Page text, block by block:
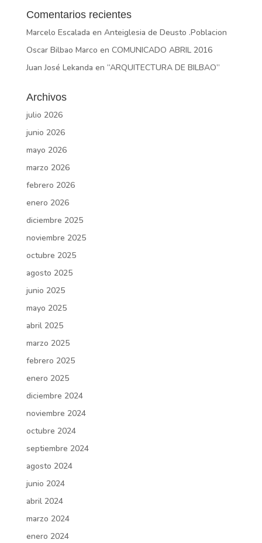
Comentarios recientes
Marcelo Escalada en Anteiglesia de Deusto .Poblacion
Oscar Bilbao Marco en COMUNICADO ABRIL 2016
Juan José Lekanda en “ARQUITECTURA DE BILBAO”
Archivos
julio 2026
junio 2026
mayo 2026
marzo 2026
febrero 2026
enero 2026
diciembre 2025
noviembre 2025
octubre 2025
agosto 2025
junio 2025
mayo 2025
abril 2025
marzo 2025
febrero 2025
enero 2025
diciembre 2024
noviembre 2024
octubre 2024
septiembre 2024
agosto 2024
junio 2024
abril 2024
marzo 2024
enero 2024